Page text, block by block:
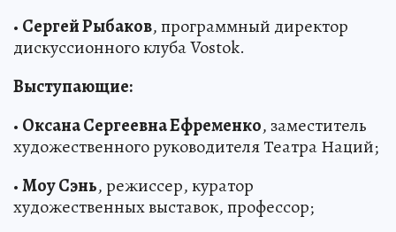
• Сергей Рыбаков, программный директор
дискуссионного клуба Vostok.
Выступающие:
• Оксана Сергеевна Ефременко, заместитель
художественного руководителя Театра Наций;
•Моу Сэнь, режиссер, куратор
художественных выставок, профессор;